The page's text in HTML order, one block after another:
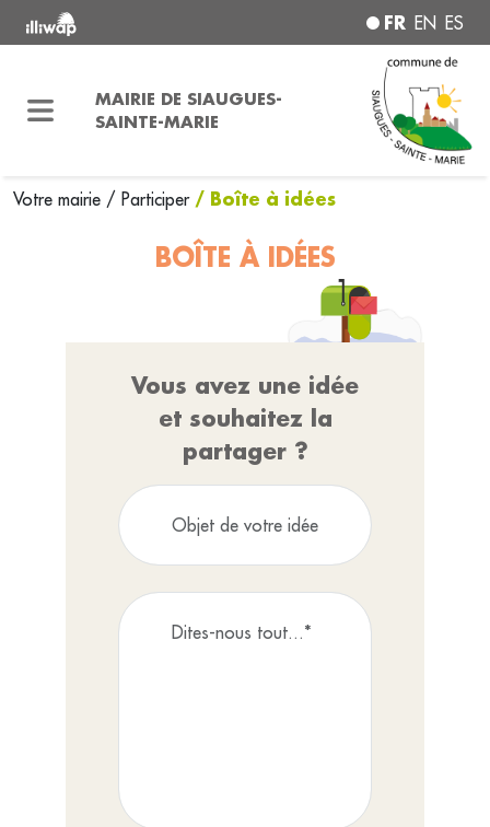
FR EN ES
MAIRIE DE SIAUGUES-
SAINTE-MARIE
Votre mairie / Participer / Boîte à idées
BOÎTE À IDÉES
Vous avez une idée
et souhaitez la
partager ?